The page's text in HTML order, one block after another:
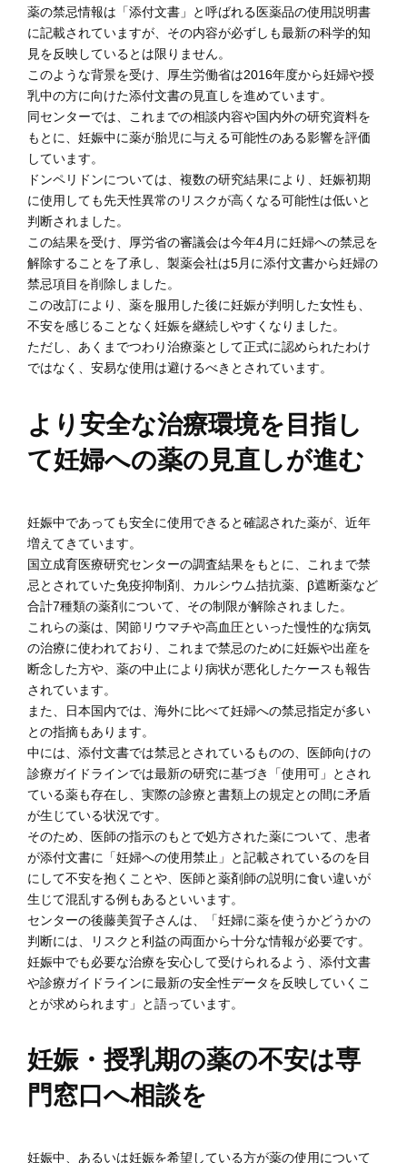
薬の禁忌情報は「添付文書」と呼ばれる医薬品の使用説明書
に記載されていますが、その内容が必ずしも最新の科学的知
見を反映しているとは限りません。
このような背景を受け、厚生労働省は2016年度から妊婦や授
乳中の方に向けた添付文書の見直しを進めています。
同センターでは、これまでの相談内容や国内外の研究資料を
もとに、妊娠中に薬が胎児に与える可能性のある影響を評価
しています。
ドンペリドンについては、複数の研究結果により、妊娠初期
に使用しても先天性異常のリスクが高くなる可能性は低いと
判断されました。
この結果を受け、厚労省の審議会は今年4月に妊婦への禁忌を
解除することを了承し、製薬会社は5月に添付文書から妊婦の
禁忌項目を削除しました。
この改訂により、薬を服用した後に妊娠が判明した女性も、
不安を感じることなく妊娠を継続しやすくなりました。
ただし、あくまでつわり治療薬として正式に認められたわけ
ではなく、安易な使用は避けるべきとされています。
より安全な治療環境を目指し
て妊婦への薬の見直しが進む
妊娠中であっても安全に使用できると確認された薬が、近年
増えてきています。
国立成育医療研究センターの調査結果をもとに、これまで禁
忌とされていた免疫抑制剤、カルシウム拮抗薬、β遮断薬など
合計7種類の薬剤について、その制限が解除されました。
これらの薬は、関節リウマチや高血圧といった慢性的な病気
の治療に使われており、これまで禁忌のために妊娠や出産を
断念した方や、薬の中止により病状が悪化したケースも報告
されています。
また、日本国内では、海外に比べて妊婦への禁忌指定が多い
との指摘もあります。
中には、添付文書では禁忌とされているものの、医師向けの
診療ガイドラインでは最新の研究に基づき「使用可」とされ
ている薬も存在し、実際の診療と書類上の規定との間に矛盾
が生じている状況です。
そのため、医師の指示のもとで処方された薬について、患者
が添付文書に「妊婦への使用禁止」と記載されているのを目
にして不安を抱くことや、医師と薬剤師の説明に食い違いが
生じて混乱する例もあるといいます。
センターの後藤美賀子さんは、「妊婦に薬を使うかどうかの
判断には、リスクと利益の両面から十分な情報が必要です。
妊娠中でも必要な治療を安心して受けられるよう、添付文書
や診療ガイドラインに最新の安全性データを反映していくこ
とが求められます」と語っています。
妊娠・授乳期の薬の不安は専
門窓口へ相談を
妊娠中、あるいは妊娠を希望している方が薬の使用について